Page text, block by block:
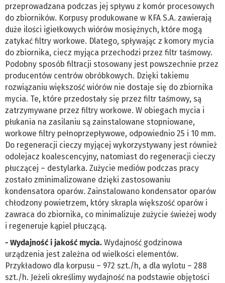
przeprowadzana podczas jej spływu z komór procesowych
do zbiorników. Korpusy produkowane w KFA S.A. zawierają
duże ilości igiełkowych wiórów mosiężnych, które mogą
zatykać filtry workowe. Dlatego, spływając z komory mycia
do zbiornika, ciecz myjąca przechodzi przez filtr taśmowy.
Podobny sposób filtracji stosowany jest powszechnie przez
producentów centrów obróbkowych. Dzięki takiemu
rozwiązaniu większość wiórów nie dostaje się do zbiornika
mycia. Te, które przedostały się przez filtr taśmowy, są
zatrzymywane przez filtry workowe. W obiegach mycia i
płukania na zasilaniu są zainstalowane stopniowane,
workowe filtry pełnoprzepływowe, odpowiednio 25 i 10 mm.
Do regeneracji cieczy myjącej wykorzystywany jest również
odolejacz koalescencyjny, natomiast do regeneracji cieczy
płuczącej – destylarka. Zużycie mediów podczas pracy
zostało zminimalizowane dzięki zastosowaniu
kondensatora oparów. Zainstalowano kondensator oparów
chłodzony powietrzem, który skrapla większość oparów i
zawraca do zbiornika, co minimalizuje zużycie świeżej wody
i regeneruje kąpiel płuczącą.
- Wydajność i jakość mycia. Wydajność godzinowa
urządzenia jest zależna od wielkości elementów.
Przykładowo dla korpusu – 972 szt./h, a dla wylotu – 288
szt./h. Jeżeli określimy wydajność na podstawie objętości